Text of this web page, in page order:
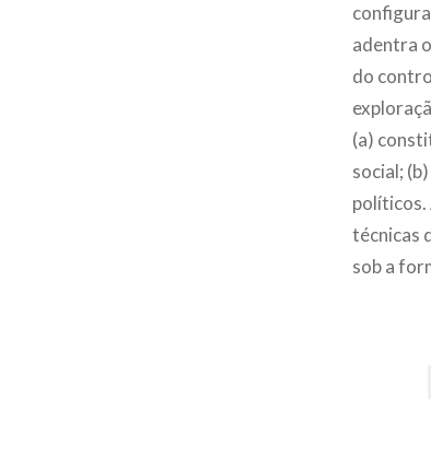
adentra
do
(a)
social;
políticos.
técnicas
sob a